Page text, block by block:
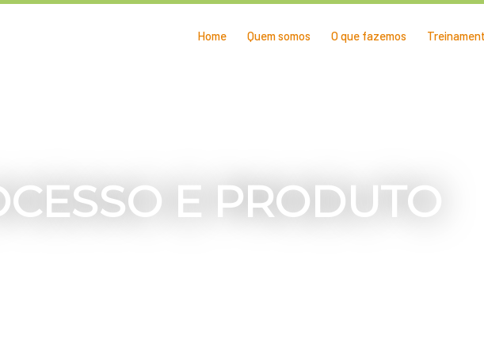
Home Quem somos O que fazemos
E PRODUTO